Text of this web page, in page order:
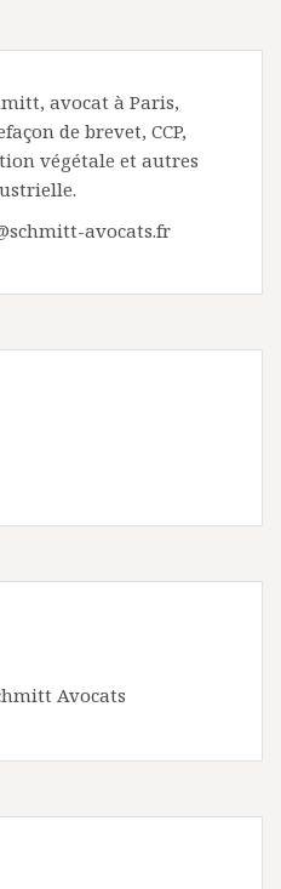
avocat à Paris,
de brevet, CCP,
végétale et autres
avocats.fr
Avocats